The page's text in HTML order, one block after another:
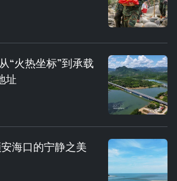
“火热坐标”到承载
址
海口的宁静之美